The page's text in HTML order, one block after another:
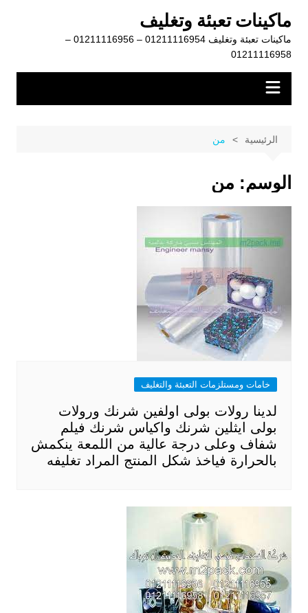
المحتوى
ماكينات تعبئة وتغليف
ماكينات تعبئة وتغليف 01211116954 – 01211116956 –
01211116958
الرئيسية من
الوسم: من
خامات ومستلزمات التعبئة والتغليف
لدينا رولات بولى اولفين شرنك ورولات
بولى ايثلين شرنك واكياس شرنك فيلم
شفاف وعلى درجة عالية من اللمعة ينكمش
بالحرارة فياخذ شكل المنتج المراد تغليفه